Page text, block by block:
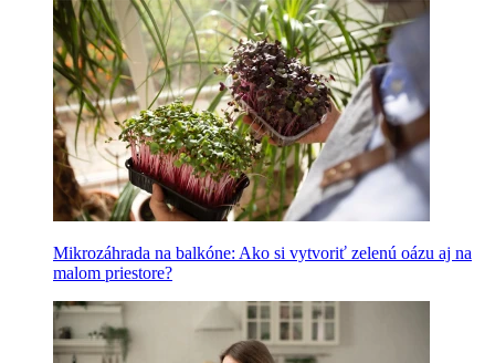
Mikrozáhrada na balkóne: Ako si vytvoriť zelenú oázu aj na
malom priestore?